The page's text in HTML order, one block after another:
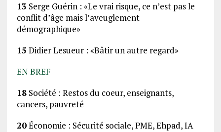
13 Serge Guérin : «Le vrai risque, ce nʼest pas le
conflit dʼâge mais lʼaveuglement
démographique»
15 Didier Lesueur : «Bâtir un autre regard»
EN BREF
18Société : Restos du coeur, enseignants,
cancers, pauvreté
20Économie : Sécurité sociale, PME, Ehpad, IA